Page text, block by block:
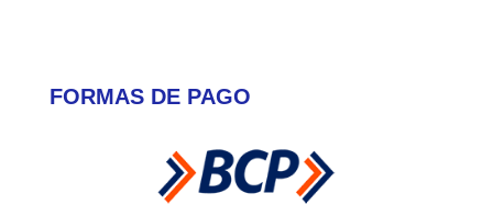
FORMAS DE PAGO